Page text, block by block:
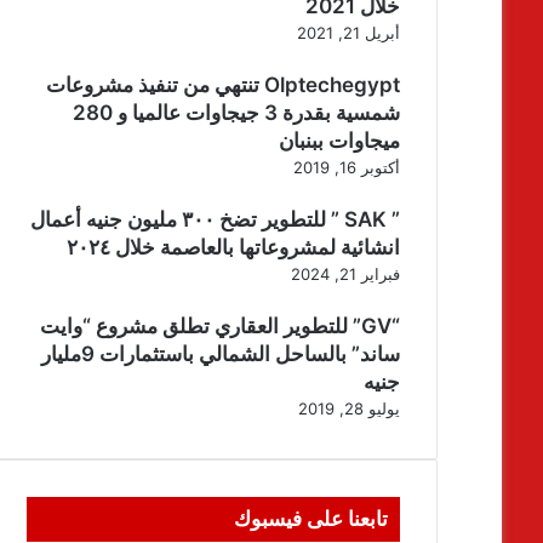
خلال 2021
أبريل 21, 2021
Olptechegypt تنتهي من تنفيذ مشروعات
شمسية بقدرة 3 جيجاوات عالميا و 280
ميجاوات ببنبان
أكتوبر 16, 2019
” SAK ” للتطوير تضخ ٣٠٠ مليون جنيه أعمال
انشائية لمشروعاتها بالعاصمة خلال ٢٠٢٤
فبراير 21, 2024
“GV” للتطوير العقاري تطلق مشروع “وايت
ساند” بالساحل الشمالي باستثمارات 9مليار
جنيه
يوليو 28, 2019
تابعنا على فيسبوك